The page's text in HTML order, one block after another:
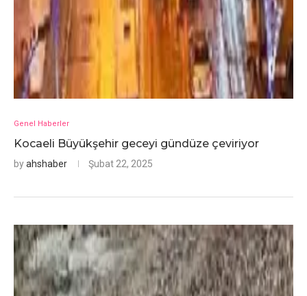
Genel Haberler
Kocaeli Büyükşehir geceyi gündüze çeviriyor
byahshaber Şubat 22, 2025